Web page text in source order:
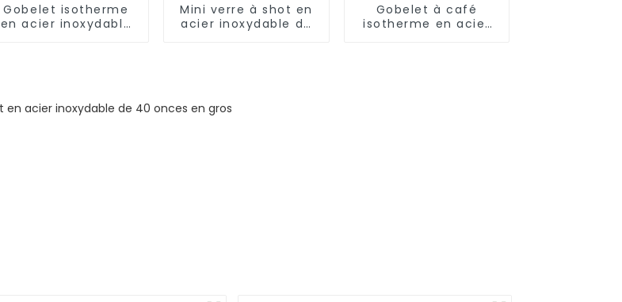
Gobelet isotherme
en acier inoxydable
Mini verre à shot en
acier inoxydable de
Gobelet à café
isotherme en acier